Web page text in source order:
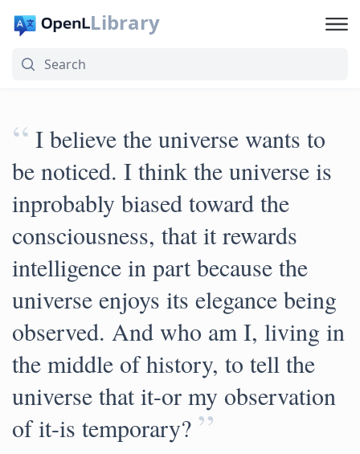
Library
“ I believe the universe wants to
be noticed. I think the universe is
inprobably biased toward the
consciousness, that it rewards
intelligence in part because the
universe enjoys its elegance being
observed. And who am I, living in
the middle of history, to tell the
universe that it-or my observation
of it-is temporary? ”